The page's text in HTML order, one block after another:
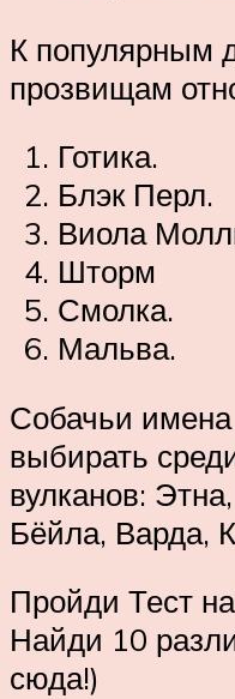
К популярным
прозвищам
Готика.
Блэк Перл.
Виола
Шторм
Смолка.
Мальва.
Собачьи имена
выбирать
вулканов:
Бёйла, Варда,
Пройди Тест
Найди 10
сюда!)